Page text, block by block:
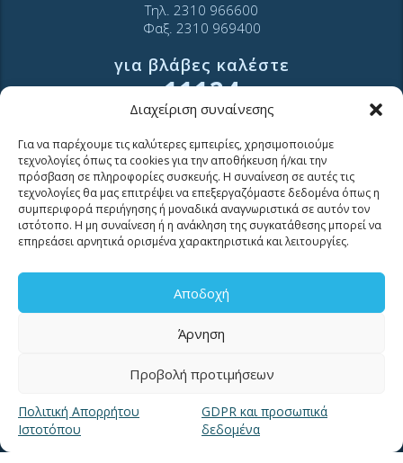
Διαχείριση συναίνεσης
Για να παρέχουμε τις καλύτερες εμπειρίες, χρησιμοποιούμε
τεχνολογίες όπως τα cookies για την αποθήκευση ή/και την
πρόσβαση σε πληροφορίες συσκευής. Η συναίνεση σε αυτές τις
τεχνολογίες θα μας επιτρέψει να επεξεργαζόμαστε δεδομένα όπως η
συμπεριφορά περιήγησης ή μοναδικά αναγνωριστικά σε αυτόν τον
ιστότοπο. Η μη συναίνεση ή η ανάκληση της συγκατάθεσης μπορεί να
επηρεάσει αρνητικά ορισμένα χαρακτηριστικά και λειτουργίες.
Αποδοχή
Άρνηση
Προβολή προτιμήσεων
Πολιτική Απορρήτου
Ιστοτόπου
GDPR και προσωπικά
δεδομένα
Τηλ. 2310 966600
Φαξ. 2310 969400
για βλάβες καλέστε
11124
Επικοινωνία Συνεργατών και Τρίτων Φορέων
Νέα
Μουσείο Ύδρευσης ΕΥΑΘ
Ποιότητα του νερού
Πολιτική Απορρήτου Ιστοτόπου